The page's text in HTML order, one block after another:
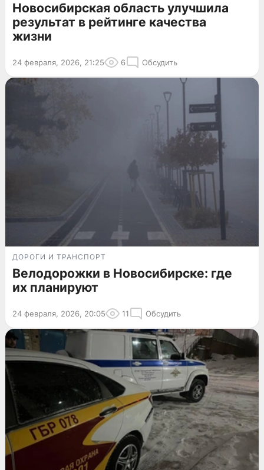
Новосибирская область улучшила
результат в рейтинге качества
жизни
24 февраля, 2026, 21:25 6 Обсудить
ДОРОГИ И ТРАНСПОРТ
Велодорожки в Новосибирске: где
их планируют
24 февраля, 2026, 20:05 11 Обсудить